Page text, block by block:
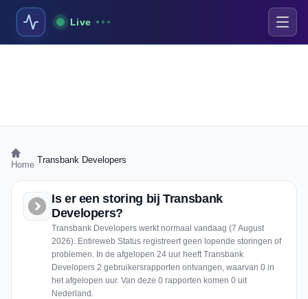
Live
Home Transbank Developers
Is er een storing bij Transbank
Developers?
Transbank Developers werkt normaal vandaag (7 August
2026). Entireweb Status registreert geen lopende storingen of
problemen. In de afgelopen 24 uur heeft Transbank
Developers 2 gebruikersrapporten ontvangen, waarvan 0 in
het afgelopen uur. Van deze 0 rapporten komen 0 uit
Nederland.